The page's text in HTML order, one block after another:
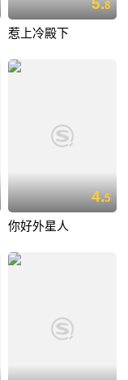
5.8
惹上冷殿下
4.5
你好外星人